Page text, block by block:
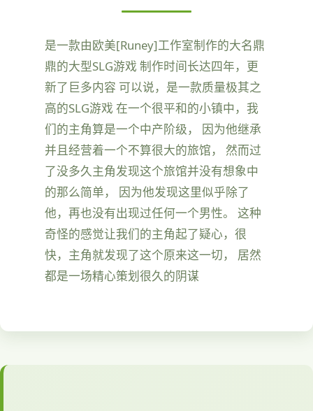
是一款由欧美[Runey]工作室制作的大名鼎
鼎的大型SLG游戏 制作时间长达四年，更
新了巨多内容 可以说，是一款质量极其之
高的SLG游戏 在一个很平和的小镇中，我
们的主角算是一个中产阶级， 因为他继承
并且经营着一个不算很大的旅馆， 然而过
了没多久主角发现这个旅馆并没有想象中
的那么简单， 因为他发现这里似乎除了
他，再也没有出现过任何一个男性。 这种
奇怪的感觉让我们的主角起了疑心，很
快，主角就发现了这个原来这一切， 居然
都是一场精心策划很久的阴谋